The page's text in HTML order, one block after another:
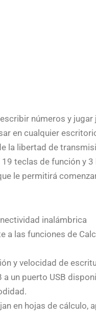
números y jugar
en cualquier
la libertad de
teclas de función y
le permitirá
inalámbrica
las funciones de
y velocidad de
un puerto USB
en hojas de cálculo,